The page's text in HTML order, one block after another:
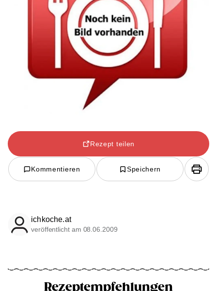
Rezept teilen
Kommentieren Speichern
ichkoche.at
veröffentlicht am 08.06.2009
Rezeptempfehlungen